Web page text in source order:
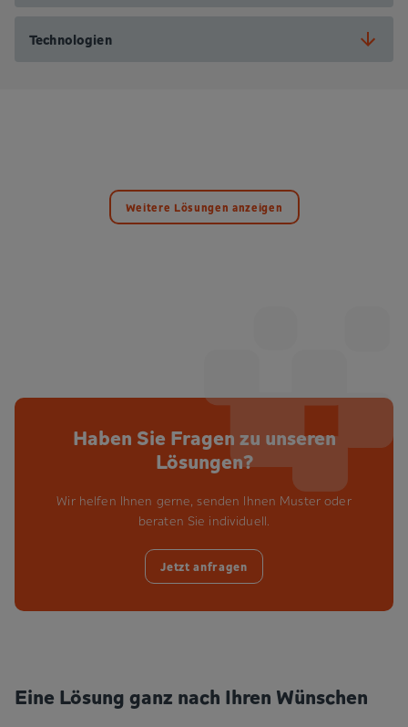
Technologien
Weitere Lösungen anzeigen
Haben Sie Fragen zu unseren
Lösungen?
Wir helfen Ihnen gerne, senden Ihnen Muster oder
beraten Sie individuell.
Jetzt anfragen
Eine Lösung ganz nach Ihren Wünschen